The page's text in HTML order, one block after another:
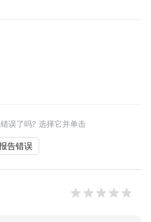
误了吗? 选择它并单击
告错误